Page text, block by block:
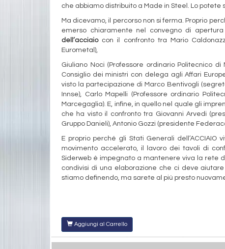
che abbiamo distribuito a Made in Steel. Lo
Ma dicevamo, il percorso non si ferma. Proprio
emerso chiaramente nel convegno di
dell’acciaiocon il confronto tra Mario
Eurometal),
Giuliano Noci (Professore ordinario Politecnico
Consiglio dei ministri con delega agli Affari
visto la partecipazione di Marco Bentivogli
Innse), Carlo Mapelli (Professore ordinario
Marcegaglia). E, infine, in quello nel quale gli
che ha visto il confronto tra Giovanni Arvedi
Gruppo Danieli), Antonio Gozzi (presidente
E proprio perché gli Stati Generali
movimento accelerato, il lavoro dei tavoli di
Siderweb è impegnato a mantenere viva la rete
condivisi di una elaborazione che ci deve
stiamo definendo, ma sarete al più presto
Aggiungi al Carrello